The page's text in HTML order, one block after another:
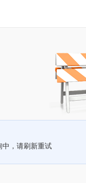
中，请刷新重试